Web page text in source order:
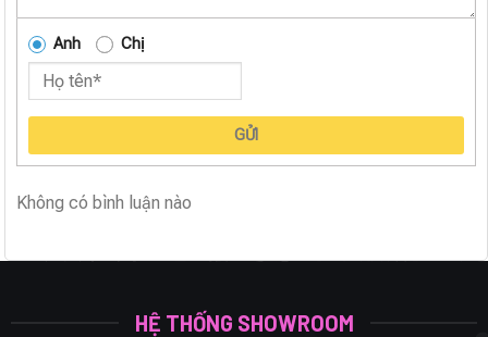
Anh Chị
GỬI
Không có bình luận nào
HỆ THỐNG SHOWROOM